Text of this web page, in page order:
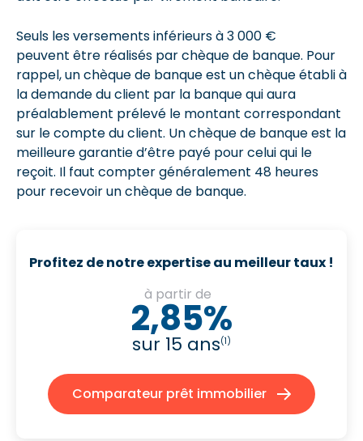
Seuls les versements inférieurs à 3 000 €
peuvent être réalisés par chèque de banque. Pour
rappel, un chèque de banque est un chèque établi à
la demande du client par la banque qui aura
préalablement prélevé le montant correspondant
sur le compte du client. Un chèque de banque est la
meilleure garantie d’être payé pour celui qui le
reçoit. Il faut compter généralement 48 heures
pour recevoir un chèque de banque.
Profitez de notre expertise au meilleur taux !
à partir de
2,85%
sur 15 ans(1)
Comparateur prêt immobilier